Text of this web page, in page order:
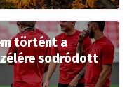
történt a
sodródott